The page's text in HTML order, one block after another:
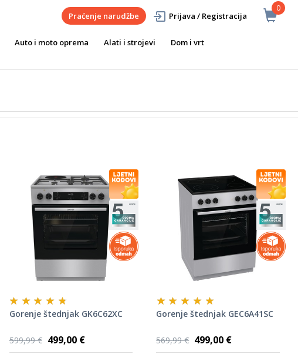
0
Praćenje narudžbe Prijava / Registracija
Auto i moto oprema Alati i strojevi
Dom i vrt
Gorenje štednjak GK6C62XC
599,99 € 499,00 €
Gorenje štednjak GEC6A41SC
569,99 € 499,00 €